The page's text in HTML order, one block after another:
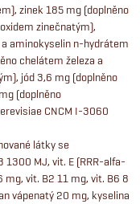
zinek 185 mg (doplněno
zinečnatým),
aminokyselin n-hydrátem
chelátem železa a
jód 3,6 mg (doplněno
(doplněno
CNCM I-3060
látky se
1300 MJ, vit. E (RRR-alfa-
vit. B2 11 mg, vit. B6 8
vápenatý 20 mg, kyselina